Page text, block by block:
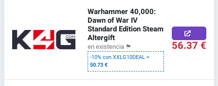
Warhammer 40,000:
Dawn of War IV
Standard Edition Steam
Altergift
en existencia 🏴
-10% con XXLG10DEAL =
50.73 €
56.37 €